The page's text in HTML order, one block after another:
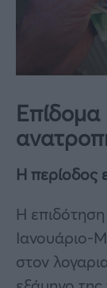
Η περίοδος
Η
Ιανουάριο-
στον